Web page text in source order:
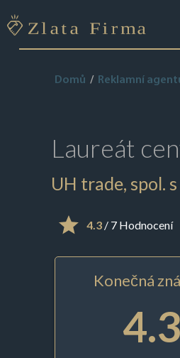
Domů Reklamní
Laureát
UH trade, spol. s
4.3/ 7 Hodnocení
Konečná
4.3